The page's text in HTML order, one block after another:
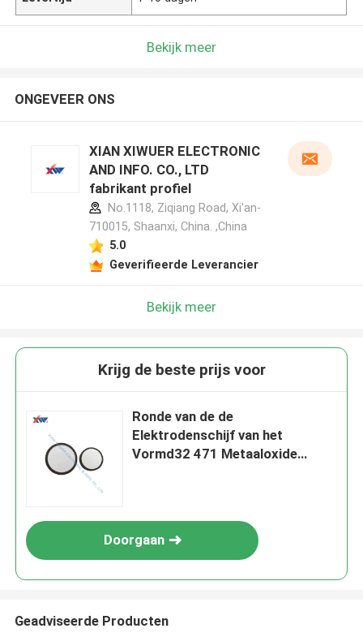
Bekijk meer
ONGEVEER ONS
XIAN XIWUER ELECTRONIC
AND INFO. CO., LTD
fabrikant profiel
No.1118, Ziqiang Road, Xi'an-
710015, Shaanxi, China. ,China
5.0
Geverifieerde Leverancier
Bekijk meer
Krijg de beste prijs voor
Ronde van de de
Elektrodenschijf van het
Vormd32 471 Metaaloxide
Doorgaan
Geadviseerde Producten